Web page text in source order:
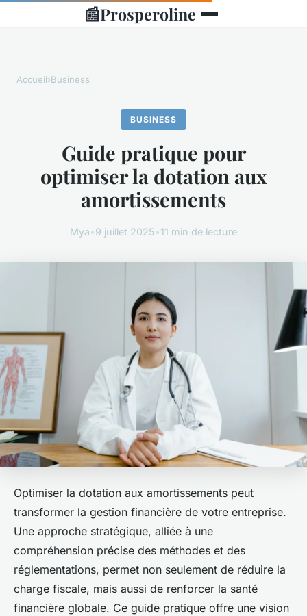
📰Prosperoline
Accueil›Business
BUSINESS
Guide pratique pour
optimiser la dotation aux
amortissements
Mya•9 juillet 2025•11 min de lecture
Optimiser la dotation aux amortissements peut
transformer la gestion financière de votre entreprise.
Une approche stratégique, alliée à une
compréhension précise des méthodes et des
réglementations, permet non seulement de réduire la
charge fiscale, mais aussi de renforcer la santé
financière globale. Ce guide pratique offre une vision